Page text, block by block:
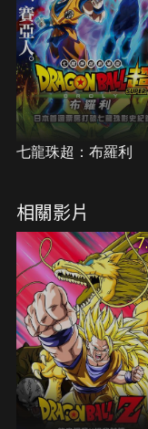
七龍珠超：布羅利
相關影片